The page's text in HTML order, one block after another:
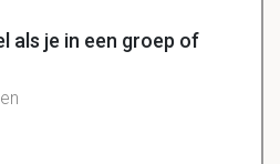
als je in een groep of